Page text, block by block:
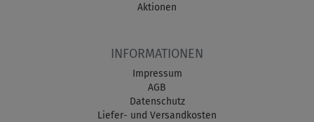
Aktionen
INFORMATIONEN
Impressum
AGB
Datenschutz
Liefer- und Versandkosten